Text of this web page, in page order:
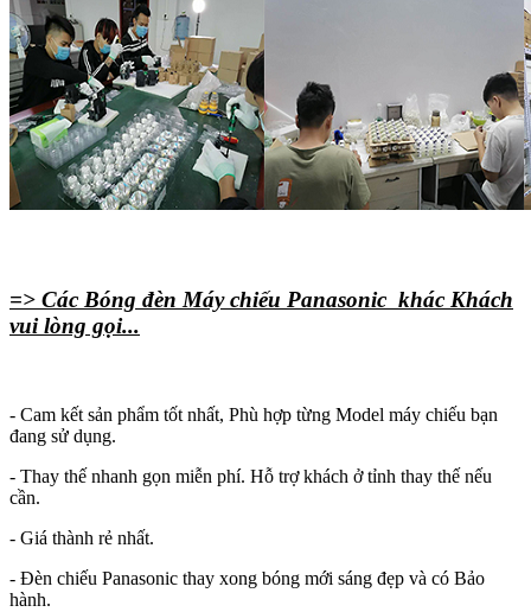
=> Các Bóng đèn Máy chiếu Panasonic khác Khách
vui lòng gọi...
- Cam kết sản phẩm tốt nhất, Phù hợp từng Model máy chiếu bạn
đang sử dụng.
- Thay thế nhanh gọn miễn phí. Hỗ trợ khách ở tỉnh thay thế nếu
cần.
- Giá thành rẻ nhất.
- Đèn chiếu Panasonic thay xong bóng mới sáng đẹp và có Bảo
hành.